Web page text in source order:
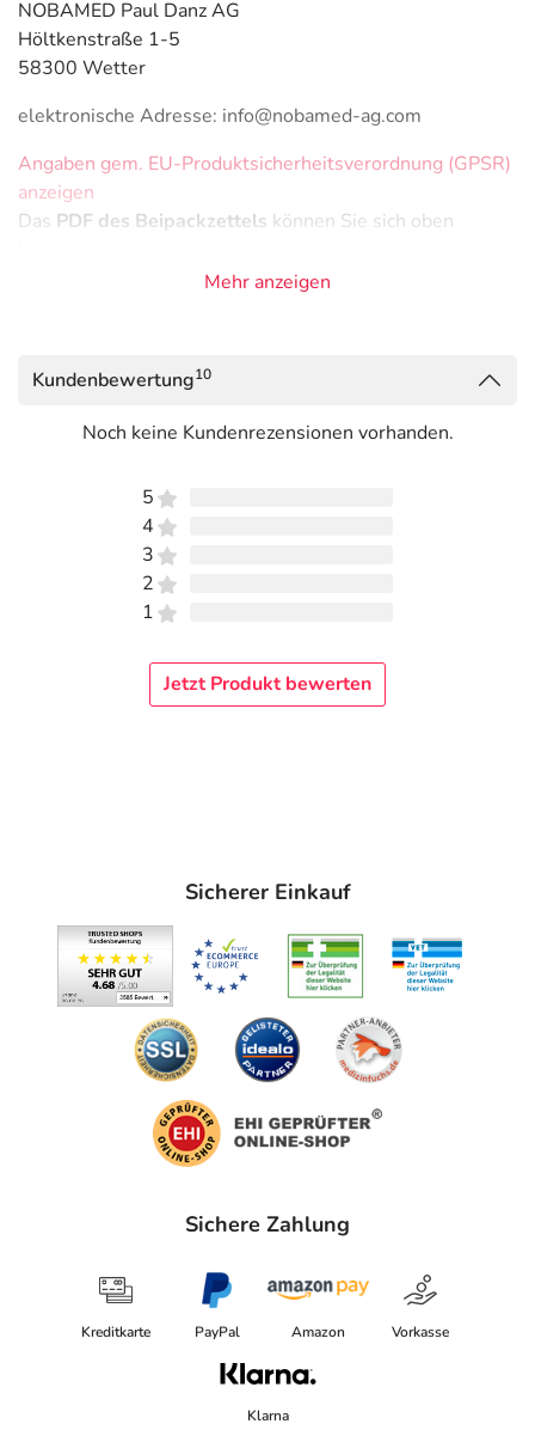
NOBAMED Paul Danz AG
Höltkenstraße 1-5
58300 Wetter
elektronische Adresse: info@nobamed-ag.com
Angaben gem. EU-Produktsicherheitsverordnung (GPSR)
anzeigen
Das PDF des Beipackzettels können Sie sich oben
Mehr anzeigen
Kundenbewertung10
Noch keine Kundenrezensionen vorhanden.
5
4
3
2
1
Jetzt Produkt bewerten
Sicherer Einkauf
Sichere Zahlung
Kreditkarte PayPal Amazon Vorkasse
Klarna